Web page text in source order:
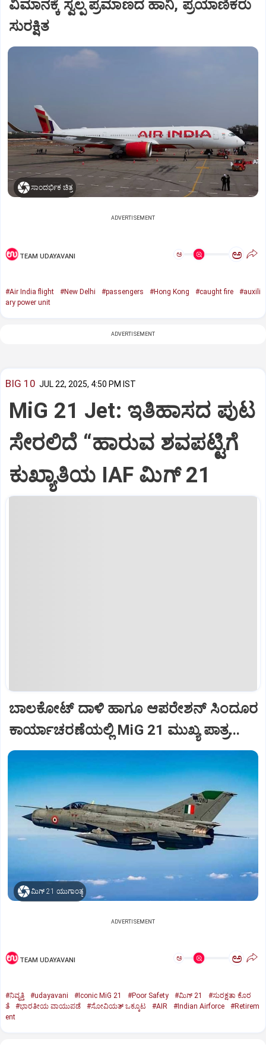
ವಿಮಾನಕ್ಕೆ ಸ್ವಲ್ಪ ಪ್ರಮಾಣದ ಹಾನಿ, ಪ್ರಯಾಣಿಕರು
ಸುರಕ್ಷಿತ
ಸಾಂದರ್ಭಿಕ ಚಿತ್ರ
ADVERTISEMENT
TEAM UDAYAVANI ಅ ಅ
#Air India flight #New Delhi #passengers #Hong Kong #caught fire
#auxili
ary power unit
ADVERTISEMENT
BIG 10 JUL 22, 2025, 4:50 PM IST
MiG 21 Jet: ಇತಿಹಾಸದ ಪುಟ
ಸೇರಲಿದೆ “ಹಾರುವ ಶವಪಟ್ಟಿಗೆ
ಕುಖ್ಯಾತಿಯ IAF ಮಿಗ್‌ 21
ಬಾಲಕೋಟ್‌ ದಾಳಿ ಹಾಗೂ ಆಪರೇಶನ್‌ ಸಿಂದೂರ
ಕಾರ್ಯಾಚರಣೆಯಲ್ಲಿ MiG 21 ಮುಖ್ಯ ಪಾತ್ರ...
ಮಿಗ್‌ 21 ಯುಗಾಂತ್ಯ
ADVERTISEMENT
TEAM UDAYAVANI ಅ ಅ
#ನಿವೃತ್ತಿ #udayavani #Iconic MiG 21 #Poor Safety #ಮಿಗ್‌ 21
#ಸುರಕ್ಷತಾ ಕೊರ
ತೆ
#ಭಾರತೀಯ ವಾಯುಪಡೆ #ಸೋವಿಯತ್‌ ಒಕ್ಕೂಟ #AIR #Indian Airforce
#Retirem
ent